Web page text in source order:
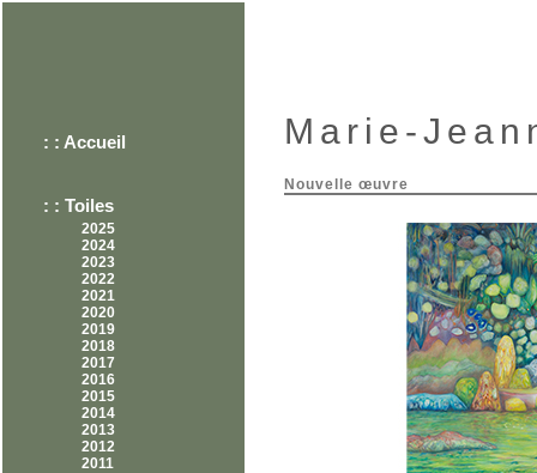
: : Accueil
: : Toiles
2025
2024
2023
2022
2021
2020
2019
2018
2017
2016
2015
2014
2013
2012
2011
Marie-
Nouvelle œuvre